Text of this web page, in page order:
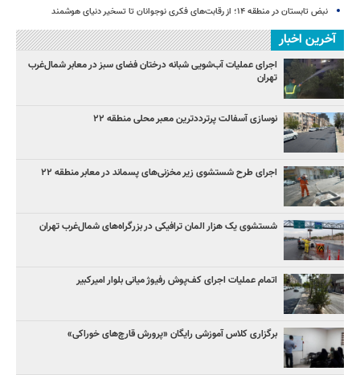
نبض تابستان در منطقه ۱۴؛ از رقابت‌های فکری نوجوانان تا تسخیر دنیای هوشمند
آخرین اخبار
اجرای عملیات آب‌شویی شبانه درختان فضای سبز در معابر شمال‌غرب
تهران
نوسازی آسفالت پرترددترین معبر محلی منطقه ۲۲
اجرای طرح شستشوی زیر مخزنی‌های پسماند در معابر منطقه ۲۲
شستشوی یک هزار المان‌ ترافیکی در بزرگراه‌های شمال‌غرب تهران
اتمام عملیات اجرای کف‌پوش رفیوژ میانی بلوار امیرکبیر
برگزاری کلاس آموزشی رایگان «پرورش قارچ‌های خوراکی»